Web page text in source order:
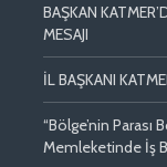
BAŞKAN
MESAJI
İL BAŞKANI
“Bölge’nin Parası
Memleketinde İş